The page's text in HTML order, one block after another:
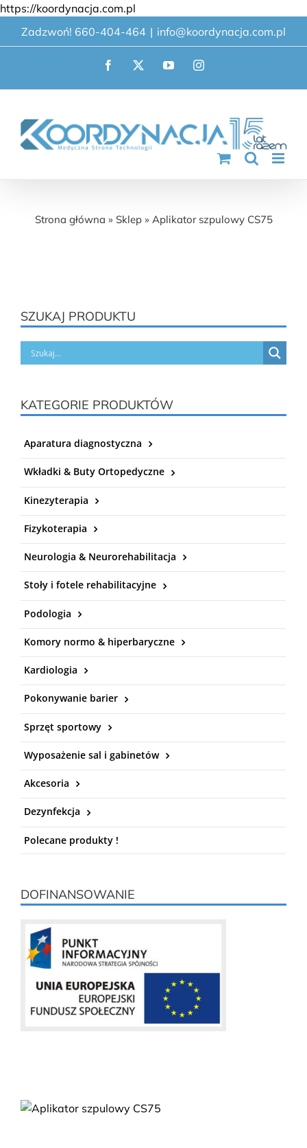
https://koordynacja.com.pl
do
zawartości
Zadzwoń! 660-404-464 | info@koordynacja.com.pl
Facebook
X YouTubeInstagram
Strona główna » Sklep» Aplikator szpulowy CS75
SZUKAJ PRODUKTU
KATEGORIE PRODUKTÓW
Aparatura diagnostyczna
Wkładki & Buty Ortopedyczne
Kinezyterapia
Fizykoterapia
Neurologia & Neurorehabilitacja
Stoły i fotele rehabilitacyjne
Podologia
Komory normo & hiperbaryczne
Kardiologia
Pokonywanie barier
Sprzęt sportowy
Wyposażenie sal i gabinetów
Akcesoria
Dezynfekcja
Polecane produkty !
DOFINANSOWANIE